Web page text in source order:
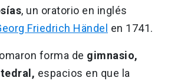
, un oratorio en inglés
Friedrich Händel en 1741.
forma de gimnasio,
espacios en que la